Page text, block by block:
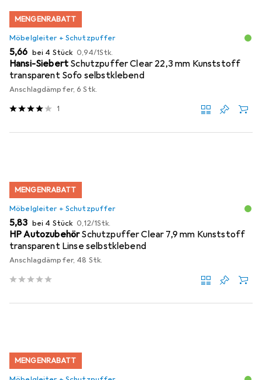
MENGENRABATT
Möbelgleiter + Schutzpuffer
EUR
5,66 bei 4 Stück EUR
0,94/1Stk.
Hansi-Siebert Schutzpuffer Clear 22,3 mm Kunststoff
transparent Sofo selbstklebend
Anschlagdämpfer, 6 Stk.
1
MENGENRABATT
Möbelgleiter + Schutzpuffer
EUR
5,83 bei 4 Stück EUR
0,12/1Stk.
HP AutozubehörSchutzpuffer Clear 7,9 mm Kunststoff
transparent Linse selbstklebend
Anschlagdämpfer, 48 Stk.
MENGENRABATT